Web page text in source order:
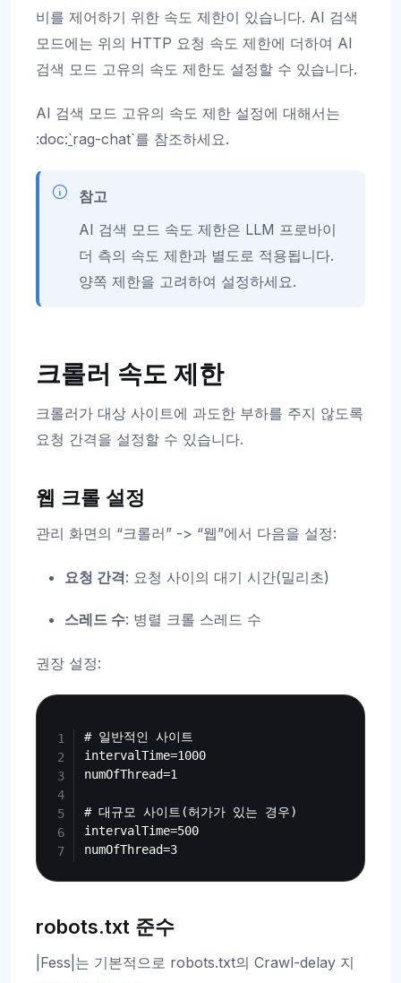
비를 제어하기 위한 속도 제한이 있습니다. AI 검색
모드에는 위의 HTTP 요청 속도 제한에 더하여 AI
검색 모드 고유의 속도 제한도 설정할 수 있습니다.
AI 검색 모드 고유의 속도 제한 설정에 대해서는
:doc:`rag-chat`를 참조하세요.
참고
AI 검색 모드 속도 제한은 LLM 프로바이
더 측의 속도 제한과 별도로 적용됩니다.
양쪽 제한을 고려하여 설정하세요.
크롤러 속도 제한
크롤러가 대상 사이트에 과도한 부하를 주지 않도록
요청 간격을 설정할 수 있습니다.
웹 크롤 설정
관리 화면의 “크롤러” -> “웹”에서 다음을 설정:
요청 간격: 요청 사이의 대기 시간(밀리초)
스레드 수: 병렬 크롤 스레드 수
권장 설정:
# 일반적인 사이트
intervalTime=1000
numOfThread=1
# 대규모 사이트(허가가 있는 경우)
intervalTime=500
robots.txt 준수
Fess|는 기본적으로 robots.txt의 Crawl-delay 지